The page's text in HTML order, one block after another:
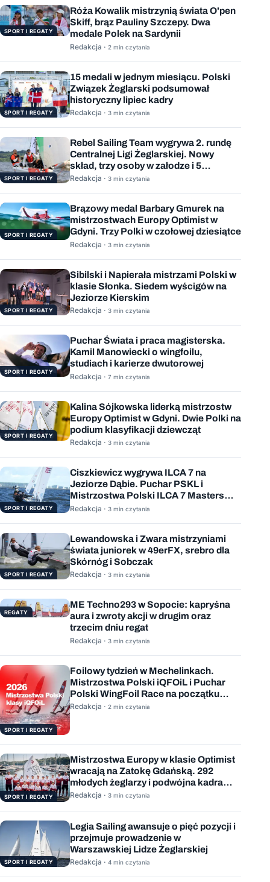
SPORT I REGATY
Róża Kowalik mistrzynią świata O'pen
Skiff, brąz Pauliny Szczepy. Dwa
medale Polek na Sardynii
Redakcja · 2 min czytania
SPORT I REGATY
15 medali w jednym miesiącu. Polski
Związek Żeglarski podsumował
historyczny lipiec kadry
Redakcja · 3 min czytania
SPORT I REGATY
Rebel Sailing Team wygrywa 2. rundę
Centralnej Ligi Żeglarskiej. Nowy
skład, trzy osoby w załodze i 5
wygranych wyścigów
Redakcja · 3 min czytania
SPORT I REGATY
Brązowy medal Barbary Gmurek na
mistrzostwach Europy Optimist w
Gdyni. Trzy Polki w czołowej dziesiątce
Redakcja · 3 min czytania
SPORT I REGATY
Sibilski i Napierała mistrzami Polski w
klasie Słonka. Siedem wyścigów na
Jeziorze Kierskim
Redakcja · 3 min czytania
SPORT I REGATY
Puchar Świata i praca magisterska.
Kamil Manowiecki o wingfoilu,
studiach i karierze dwutorowej
Redakcja · 7 min czytania
SPORT I REGATY
Kalina Sójkowska liderką mistrzostw
Europy Optimist w Gdyni. Dwie Polki na
podium klasyfikacji dziewcząt
Redakcja · 3 min czytania
SPORT I REGATY
Ciszkiewicz wygrywa ILCA 7 na
Jeziorze Dąbie. Puchar PSKL i
Mistrzostwa Polski ILCA 7 Masters
rozstrzygnięte
Redakcja · 3 min czytania
SPORT I REGATY
Lewandowska i Zwara mistrzyniami
świata juniorek w 49erFX, srebro dla
Skórnóg i Sobczak
Redakcja · 3 min czytania
REGATY
ME Techno293 w Sopocie: kapryśna
aura i zwroty akcji w drugim oraz
trzecim dniu regat
Redakcja · 3 min czytania
SPORT I REGATY
Foilowy tydzień w Mechelinkach.
Mistrzostwa Polski iQFOiL i Puchar
Polski WingFoil Race na początku
sierpnia
Redakcja · 2 min czytania
SPORT I REGATY
Mistrzostwa Europy w klasie Optimist
wracają na Zatokę Gdańską. 292
młodych żeglarzy i podwójna kadra
Polski
Redakcja · 3 min czytania
SPORT I REGATY
Legia Sailing awansuje o pięć pozycji i
przejmuje prowadzenie w
Warszawskiej Lidze Żeglarskiej
Redakcja · 4 min czytania